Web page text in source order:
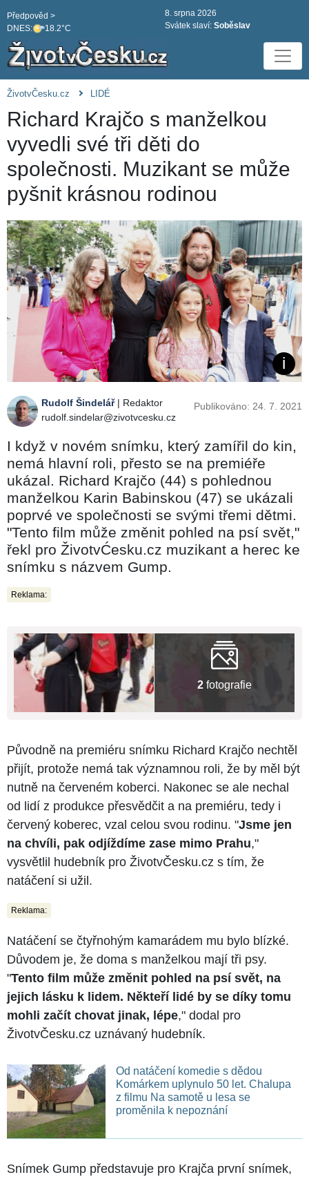
DNES: 18.2°C
Předpověd >
8. srpna 2026
Svátek slaví: Soběslav
ŽivotvČesku.cz LIDÉ
Richard Krajčo s manželkou
vyvedli své tři děti do
společnosti. Muzikant se může
pyšnit krásnou rodinou
Rudolf Šindelář| Redaktor
rudolf.sindelar@zivotvcesku.cz
Publikováno: 24. 7. 2021
I když v novém snímku, který zamířil do kin,
nemá hlavní roli, přesto se na premiéře
ukázal. Richard Krajčo (44) s pohlednou
manželkou Karin Babinskou (47) se ukázali
poprvé ve společnosti se svými třemi dětmi.
"Tento film může změnit pohled na psí svět,"
řekl pro ŽivotvĆesku.cz muzikant a herec ke
snímku s názvem Gump.
Reklama:
2 fotografie
Původně na premiéru snímku Richard Krajčo nechtěl
přijít, protože nemá tak významnou roli, že by měl být
nutně na červeném koberci. Nakonec se ale nechal
od lidí z produkce přesvědčit a na premiéru, tedy i
červený koberec, vzal celou svou rodinu. "Jsme jen
na chvíli, pak odjíždíme zase mimo Prahu,"
vysvětlil hudebník pro ŽivotvČesku.cz s tím, že
natáčení si užil.
Reklama:
Natáčení se čtyřnohým kamarádem mu bylo blízké.
Důvodem je, že doma s manželkou mají tři psy.
"Tento film může změnit pohled na psí svět, na
jejich lásku k lidem. Někteří lidé by se díky tomu
mohli začít chovat jinak, lépe," dodal pro
ŽivotvČesku.cz uznávaný hudebník.
Od natáčení komedie s dědou
Komárkem uplynulo 50 let. Chalupa
z filmu Na samotě u lesa se
proměnila k nepoznání
Snímek Gump představuje pro Krajča první snímek,